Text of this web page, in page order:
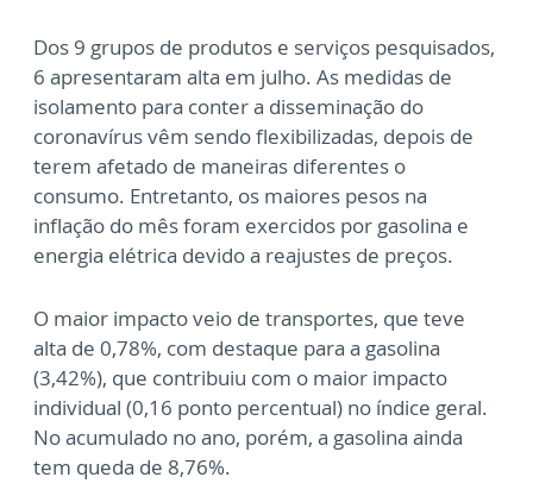
Dos 9 grupos de produtos e serviços pesquisados,
6 apresentaram alta em julho. As medidas de
isolamento para conter a disseminação do
coronavírus vêm sendo flexibilizadas, depois de
terem afetado de maneiras diferentes o
consumo. Entretanto, os maiores pesos na
inflação do mês foram exercidos por gasolina e
energia elétrica devido a reajustes de preços.
O maior impacto veio de transportes, que teve
alta de 0,78%, com destaque para a gasolina
(3,42%), que contribuiu com o maior impacto
individual (0,16 ponto percentual) no índice geral.
No acumulado no ano, porém, a gasolina ainda
tem queda de 8,76%.